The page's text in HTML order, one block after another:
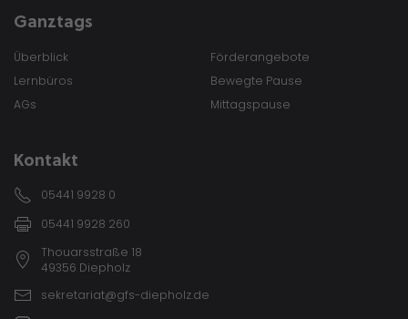
Ganztags
Überblick
Lernbüros
AGs
Förderangebote
Bewegte Pause
Mittagspause
Kontakt
05441 9928 0
05441 9928 260
Thouarsstraße 18
49356 Diepholz
sekretariat@gfs-diepholz.de